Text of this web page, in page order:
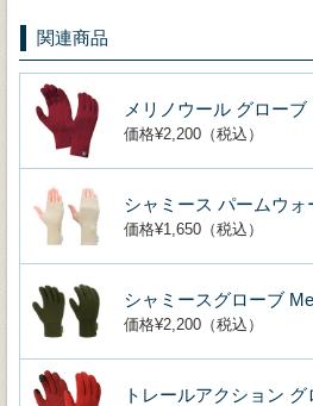
関連商品
メリノウール グローブ
価格¥2,200（税込）
シャミース パームウォ
価格¥1,650（税込）
シャミースグローブ
価格¥2,200（税込）
トレールアクション